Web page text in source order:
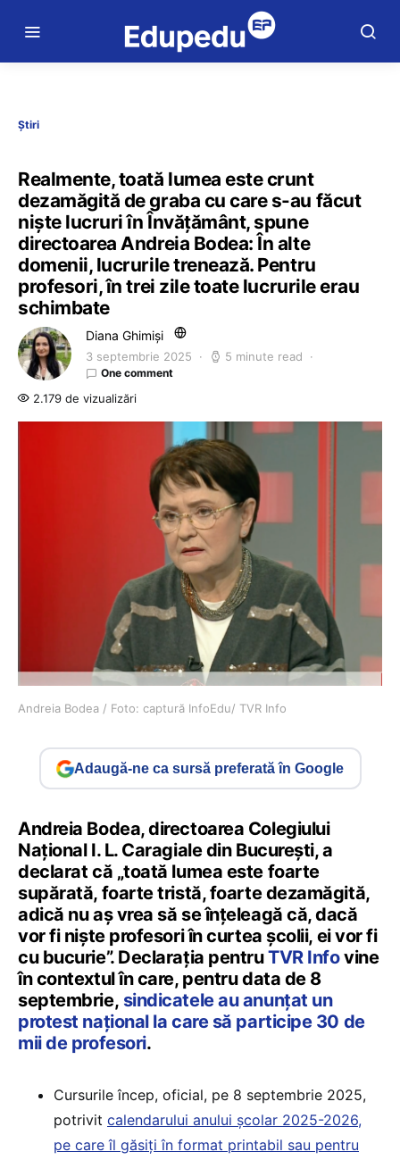
Știri
Realmente, toată lumea este crunt
dezamăgită de graba cu care s-au făcut
niște lucruri în Învățământ, spune
directoarea Andreia Bodea: În alte
domenii, lucrurile trenează. Pentru
profesori, în trei zile toate lucrurile erau
schimbate
Diana Ghimiși
3 septembrie 2025 5 minute read
One comment
2.179 de vizualizări
Andreia Bodea / Foto: captură InfoEdu/ TVR Info
Adaugă-ne ca sursă preferată în Google
Andreia Bodea, directoarea Colegiului
Național I. L. Caragiale din București, a
declarat că „toată lumea este foarte
supărată, foarte tristă, foarte dezamăgită,
adică nu aș vrea să se înțeleagă că, dacă
vor fi niște profesori în curtea școlii, ei vor fi
cu bucurie”. Declarația pentruTVR Infovine
în contextul în care, pentru data de 8
septembrie, sindicatele au anunțat un
protest național la care să participe 30 de
mii de profesori.
Cursurile încep, oficial, pe 8 septembrie 2025,
potrivit calendarului anului școlar 2025-2026,
pe care îl găsiți în format printabil sau pentru